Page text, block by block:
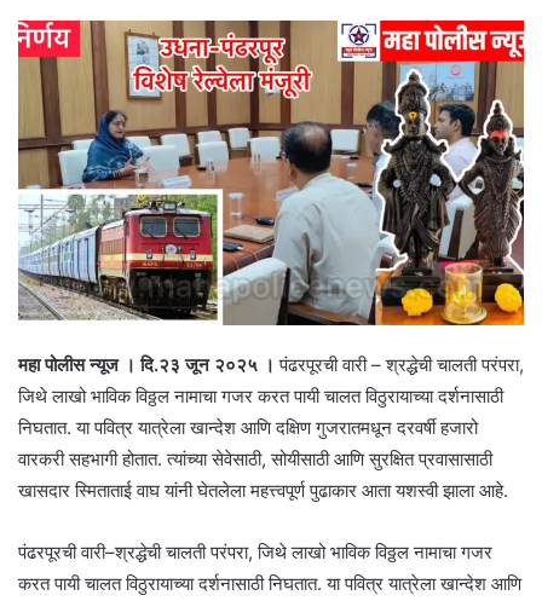
महा पोलीस न्यूज । दि.२३ जून २०२५ । पंढरपूरची वारी – श्रद्धेची चालती परंपरा,
जिथे लाखो भाविक विठ्ठल नामाचा गजर करत पायी चालत विठुरायाच्या दर्शनासाठी
निघतात. या पवित्र यात्रेला खान्देश आणि दक्षिण गुजरातमधून दरवर्षी हजारो
वारकरी सहभागी होतात. त्यांच्या सेवेसाठी, सोयीसाठी आणि सुरक्षित प्रवासासाठी
खासदार स्मिताताई वाघ यांनी घेतलेला महत्त्वपूर्ण पुढाकार आता यशस्वी झाला आहे.
पंढरपूरची वारी–श्रद्धेची चालती परंपरा, जिथे लाखो भाविक विठ्ठल नामाचा गजर
करत पायी चालत विठुरायाच्या दर्शनासाठी निघतात. या पवित्र यात्रेला खान्देश आणि